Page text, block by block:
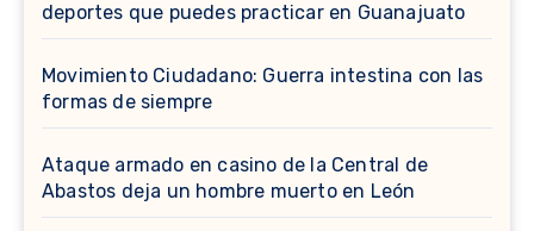
deportes que puedes practicar en Guanajuato
Movimiento Ciudadano: Guerra intestina con las
formas de siempre
Ataque armado en casino de la Central de
Abastos deja un hombre muerto en León